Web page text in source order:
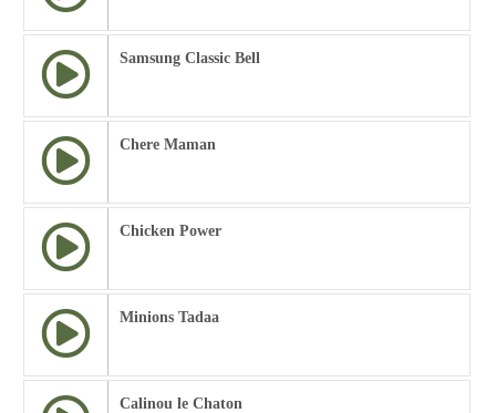
Samsung Classic Bell
Chere Maman
Chicken Power
Minions Tadaa
Calinou le Chaton